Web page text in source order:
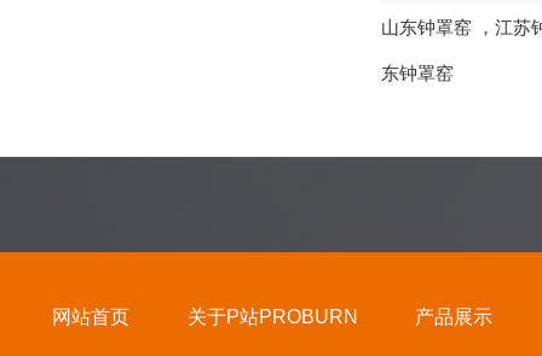
山东钟罩窑 ， 江苏
东钟罩窑
网站首页 关于P站PROBURN 产品展示